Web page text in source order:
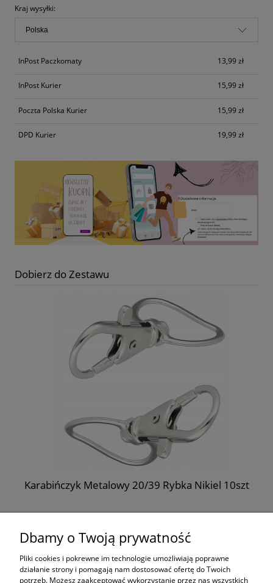
Kraj wysyłki:
InPost Paczkomaty 13,99 zł
InPost Kurier 15,99 zł
Poczta Polska Kurier 15,99 zł
DPD Kurier 19,99 zł
Dobierz do Zestawu
Karabińczyk Metalowy 20/39 Rybka Nikiel 10szt
Dbamy o Twoją prywatność
Pliki cookies i pokrewne im technologie umożliwiają poprawne
działanie strony i pomagają nam dostosować ofertę do Twoich
potrzeb. Możesz zaakceptować wykorzystanie przez nas wszystkich